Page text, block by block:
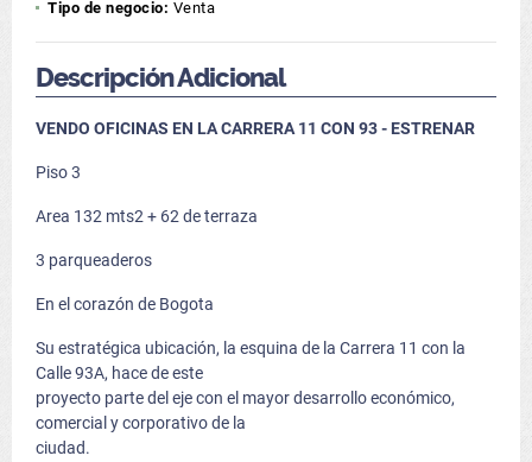
Tipo de negocio: Venta
Descripción Adicional
VENDO OFICINAS EN LA CARRERA 11 CON 93 - ESTRENAR
Piso 3
Area 132 mts2 + 62 de terraza
3 parqueaderos
En el corazón de Bogota
Su estratégica ubicación, la esquina de la Carrera 11 con la
Calle 93A, hace de este
proyecto parte del eje con el mayor desarrollo económico,
comercial y corporativo de la
ciudad.